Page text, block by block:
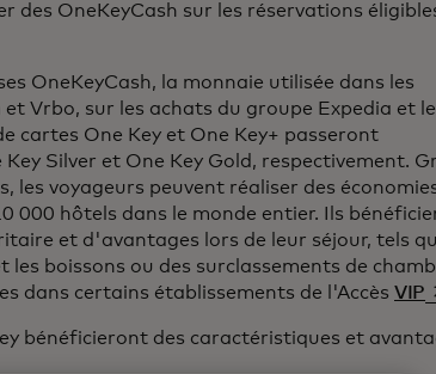
des OneKeyCash sur les réservations
OneKeyCash, la monnaie utilisée dans les
Vrbo, sur les achats du groupe Expedia et
cartes One Key et One Key+ passeront
Silver et One Key Gold, respectivement.
les voyageurs peuvent réaliser des
000 hôtels dans le monde entier. Ils
et d'avantages lors de leur séjour, tels
boissons ou des surclassements de
dans certains établissements de l'Accès VIP
bénéficieront des caractéristiques et